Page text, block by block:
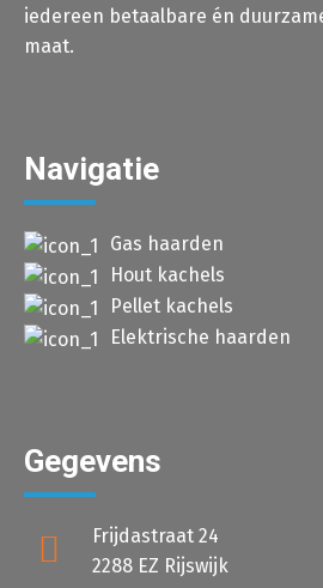
iedereen betaalbare én
maat.
Navigatie
Gas haarden
Hout kachels
Pellet kachels
Elektrische haarden
Gegevens
Frijdastraat 24
2288 EZ Rijswijk